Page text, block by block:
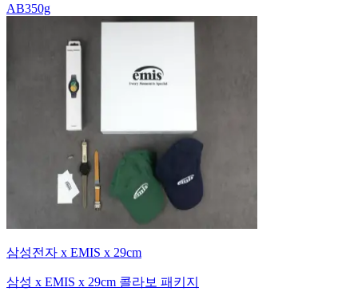
AB350g
삼성전자 x EMIS x 29cm
삼성 x EMIS x 29cm 콜라보 패키지